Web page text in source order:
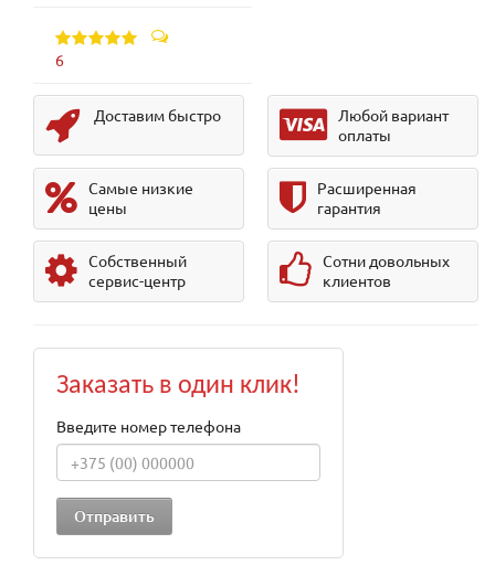
6
Доставим быстро
Любой вариант
оплаты
Самые низкие
цены
Расширенная
гарантия
Собственный
сервис-центр
Сотни довольных
клиентов
Заказать в один клик!
Введите номер телефона